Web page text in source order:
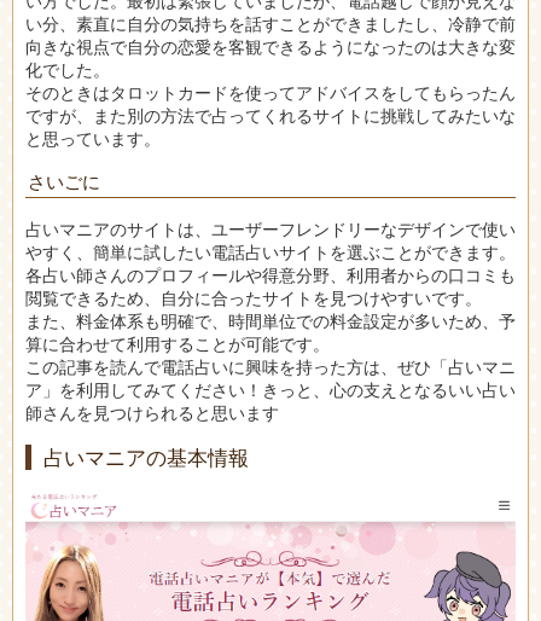
い分、素直に自分の気持ちを話すことができましたし、冷静で前
向きな視点で自分の恋愛を客観できるようになったのは大きな変
化でした。
そのときはタロットカードを使ってアドバイスをしてもらったん
ですが、また別の方法で占ってくれるサイトに挑戦してみたいな
と思っています。
さいごに
占いマニアのサイトは、ユーザーフレンドリーなデザインで使い
やすく、簡単に試したい電話占いサイトを選ぶことができます。
各占い師さんのプロフィールや得意分野、利用者からの口コミも
閲覧できるため、自分に合ったサイトを見つけやすいです。
また、料金体系も明確で、時間単位での料金設定が多いため、予
算に合わせて利用することが可能です。
この記事を読んで電話占いに興味を持った方は、ぜひ「占いマニ
ア」を利用してみてください！きっと、心の支えとなるいい占い
師さんを見つけられると思います
占いマニアの基本情報